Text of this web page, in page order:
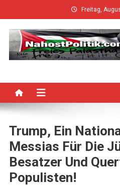
to
content
Freitag,
Trump, Ein
Messias Für Die
Besatzer Und
Populisten!